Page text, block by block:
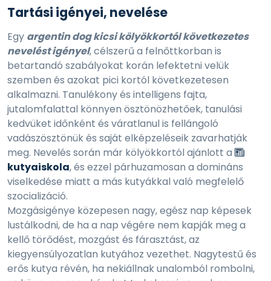
Tartási igényei, nevelése
Egy argentin dog kicsi kölyökkortól következetes
nevelést igényel, célszerű a felnőttkorban is
betartandó szabályokat korán lefektetni velük
szemben és azokat pici kortól következetesen
alkalmazni. Tanulékony és intelligens fajta,
jutalomfalattal könnyen ösztönözhetőek, tanulási
kedvüket időnként és váratlanul is fellángoló
vadászösztönük és saját elképzeléseik zavarhatják
meg. Nevelés során már kölyökkortól ajánlott a
kutyaiskola, és ezzel párhuzamosan a domináns
viselkedése miatt a más kutyákkal való megfelelő
szocializáció.
Mozgásigénye közepesen nagy, egész nap képesek
lustálkodni, de ha a nap végére nem kapják meg a
kellő törődést, mozgást és fárasztást, az
kiegyensúlyozatlan kutyához vezethet. Nagytestű és
erős kutya révén, ha nekiállnak unalomból rombolni,